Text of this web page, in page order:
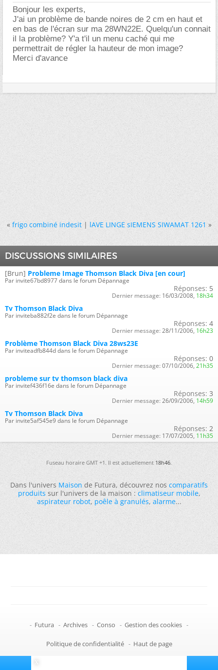
Bonjour les experts,
J'ai un problème de bande noires de 2 cm en haut et
en bas de l'écran sur ma 28WN22E. Quelqu'un connait
il la problème? Y'a t'il un menu caché qui me
permettrait de régler la hauteur de mon image?
Merci d'avance
« frigo combiné indesit|lAVE LINGE sIEMENS SIWAMAT 1261 »
DISCUSSIONS SIMILAIRES
[Brun] Probleme Image Thomson Black Diva [en cour]
Par invite67bd8977 dans le forum Dépannage
Réponses: 5
Dernier message: 16/03/2008, 18h34
Tv Thomson Black Diva
Par inviteba882f2e dans le forum Dépannage
Réponses: 4
Dernier message: 28/11/2006, 16h23
Problème Thomson Black Diva 28ws23E
Par inviteadfb844d dans le forum Dépannage
Réponses: 0
Dernier message: 07/10/2006, 21h35
probleme sur tv thomson black diva
Par invitef436f16e dans le forum Dépannage
Réponses: 3
Dernier message: 26/09/2006, 14h59
Tv Thomson Black Diva
Par invite5af545e9 dans le forum Dépannage
Réponses: 2
Dernier message: 17/07/2005, 11h35
Fuseau horaire GMT +1. Il est actuellement18h46.
Dans l'universMaisonde Futura, découvrez noscomparatifs
produitssur l'univers de la maison :climatiseur mobile,
aspirateur robot,poêle à granulés,alarme...
- Futura - Archives - Conso - Gestion des cookies -
Politique de confidentialité - Haut de page